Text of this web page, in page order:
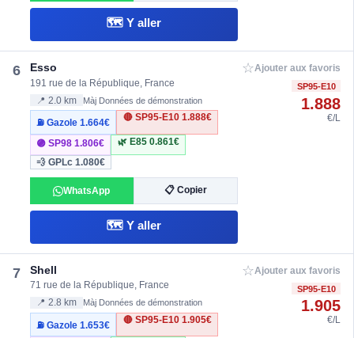
🗺️ Y aller
6 Esso
191 rue de la République, France
📍 2.0 km Màj Données de démonstration
⛽ Gazole1.664€
🔴 SP95-E10 1.888€
🟣 SP981.806€ 🌿 E85 0.861€
💨 GPLc1.080€
WhatsApp 📋 Copier
🗺️ Y aller
☆Ajouter aux favoris
SP95-E10
1.888
€/L
7 Shell
71 rue de la République, France
📍 2.8 km Màj Données de démonstration
⛽ Gazole1.653€
🔴 SP95-E10 1.905€
☆Ajouter aux favoris
SP95-E10
1.905
€/L